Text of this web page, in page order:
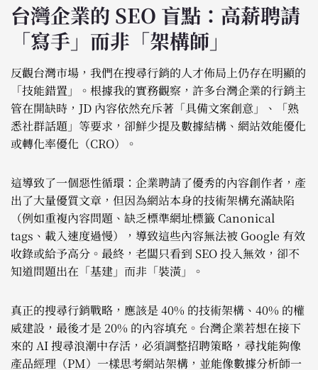
台灣企業的 SEO 盲點：高薪聘請
「寫手」而非「架構師」
反觀台灣市場，我們在搜尋行銷的人才佈局上仍存在明顯的
「技能錯置」。根據我的實務觀察，許多台灣企業的行銷主
管在開缺時，JD 內容依然充斥著「具備文案創意」、「熟
悉社群話題」等要求，卻鮮少提及數據結構、網站效能優化
或轉化率優化（CRO）。
這導致了一個惡性循環：企業聘請了優秀的內容創作者，產
出了大量優質文章，但因為網站本身的技術架構充滿缺陷
（例如重複內容問題、缺乏標準網址標籤 Canonical
tags、載入速度過慢），導致這些內容無法被 Google 有效
收錄或給予高分。最終，老闆只看到 SEO 投入無效，卻不
知道問題出在「基建」而非「裝潢」。
真正的搜尋行銷戰略，應該是 40% 的技術架構、40% 的權
威建設，最後才是 20% 的內容填充。台灣企業若想在接下
來的 AI 搜尋浪潮中存活，必須調整招聘策略，尋找能夠像
產品經理（PM）一樣思考網站架構，並能像數據分析師一